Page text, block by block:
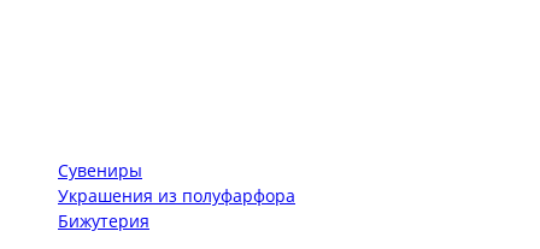
Сувениры
Украшения из полуфарфора
Бижутерия